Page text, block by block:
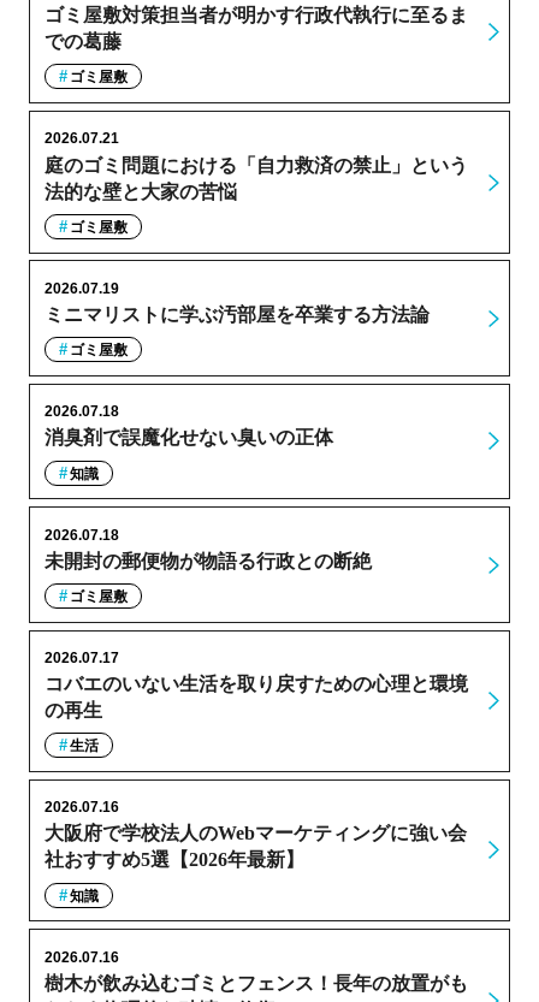
ゴミ屋敷対策担当者が明かす行政代執行に至るま
での葛藤
ゴミ屋敷
庭のゴミ問題における「自力救済の禁止」という
法的な壁と大家の苦悩
2026.07.21
ゴミ屋敷
ミニマリストに学ぶ汚部屋を卒業する方法論
2026.07.19
ゴミ屋敷
消臭剤で誤魔化せない臭いの正体
2026.07.18
知識
未開封の郵便物が物語る行政との断絶
2026.07.18
ゴミ屋敷
コバエのいない生活を取り戻すための心理と環境
の再生
2026.07.17
生活
大阪府で学校法人のWebマーケティングに強い会
社おすすめ5選【2026年最新】
2026.07.16
知識
樹木が飲み込むゴミとフェンス！長年の放置がも
2026.07.16